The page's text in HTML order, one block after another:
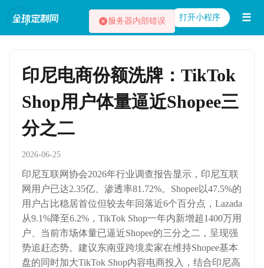
打开小程序 ☰
印尼电商份额洗牌：TikTok
Shop用户体量逼近Shopee三
分之二
2026-06-25
印尼互联网协会2026年行业调查报告显示，印尼互联
网用户已达2.35亿、渗透率81.72%。Shopee以47.5%的
用户占比稳居首位但较去年回落近6个百分点，Lazada
从9.1%降至6.2%，TikTok Shop一年内新增超1400万用
户、当前市场体量已逼近Shopee的三分之二，呈现强
势追赶态势。建议东南亚跨境卖家在维持Shopee基本
盘的同时加大TikTok Shop内容电商投入，结合印尼高
服务器内部错误